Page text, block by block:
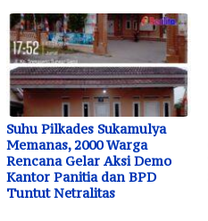
Suhu Pilkades Sukamulya
Memanas, 2000 Warga
Rencana Gelar Aksi Demo
Kantor Panitia dan BPD
Tuntut Netralitas